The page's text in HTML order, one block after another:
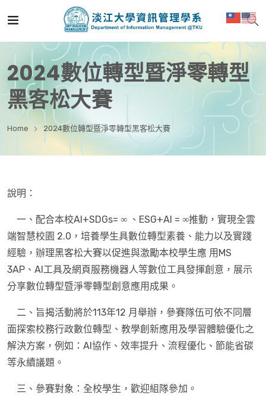
2024數位轉型暨淨零轉型
黑客松大賽
Home 2024數位轉型暨淨零轉型黑客松大賽
說明：
一、配合本校AI+SDGs= ∞ 、ESG+AI = ∞推動，實現全雲
端智慧校園 2.0，培養學生具數位轉型素養、能力以及實踐
經驗，辦理黑客松大賽以促進與激勵本校學生應 用MS
3AP、AI工具及網頁服務機器人等數位工具發揮創意，展示
分享數位轉型暨淨零轉型創意應用成果。
二、旨揭活動將於113年12 月舉辦，參賽隊伍可依不同層
面探索校務行政數位轉型、教學創新應用及學習體驗優化之
解決方案，例如：AI協作、效率提升、流程優化、節能省碳
等永續議題。
三、參賽對象：全校學生，歡迎組隊參加。